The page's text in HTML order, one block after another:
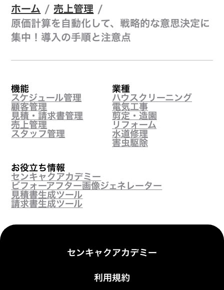
ホーム / 売上管理 /
原価計算を自動化して、戦略的な意思決定に
集中！導入の手順と注意点
機能
スケジュール管理
顧客管理
見積・請求書管理
売上管理
スタッフ管理
業種
ハウスクリーニング
電気工事
剪定・造園
リフォーム
水道修理
害虫駆除
お役立ち情報
センキャクアカデミー
ビフォーアフター画像ジェネレーター
見積書生成ツール
請求書生成ツール
センキャクアカデミー
利用規約